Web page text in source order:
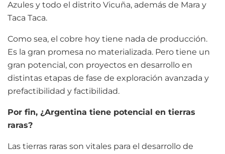
Azules y todo el distrito Vicuña, además de Mara y
Taca Taca.
Como sea, el cobre hoy tiene nada de producción.
Es la gran promesa no materializada. Pero tiene un
gran potencial, con proyectos en desarrollo en
distintas etapas de fase de exploración avanzada y
prefactibilidad y factibilidad.
Por fin, ¿Argentina tiene potencial en tierras
raras?
Las tierras raras son vitales para el desarrollo de